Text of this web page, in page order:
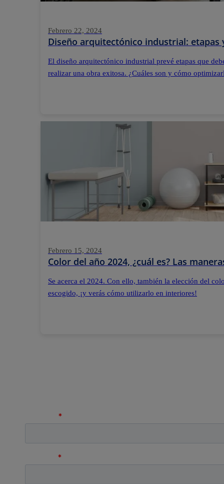
Febrero 22, 2024
Diseño arquitectónico industrial:
El diseño arquitectónico industrial prevé etapas que
realizar una obra exitosa. ¿Cuáles son y cómo
Febrero 15, 2024
Color del año 2024, ¿cuál es? Las
Se acerca el 2024. Con ello, también la elección del
escogido, ¡y verás cómo utilizarlo en interiores!